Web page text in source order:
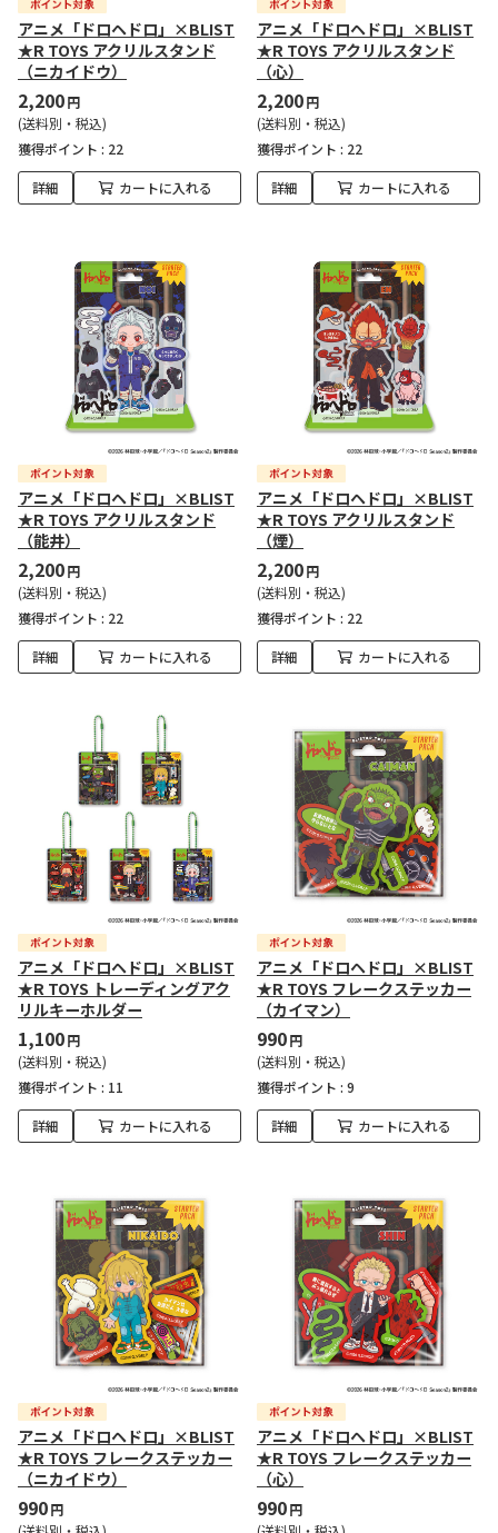
アニメ「ドロヘドロ」×BLIST
★R TOYS アクリルスタンド
（ニカイドウ）
2,200円
(送料別・税込)
獲得ポイント : 22
詳細 カートに入れる
アニメ「ドロヘドロ」×BLIST
★R TOYS アクリルスタンド
（心）
2,200円
(送料別・税込)
獲得ポイント : 22
詳細 カートに入れる
アニメ「ドロヘドロ」×BLIST
★R TOYS アクリルスタンド
（能井）
2,200円
(送料別・税込)
獲得ポイント : 22
詳細 カートに入れる
アニメ「ドロヘドロ」×BLIST
★R TOYS アクリルスタンド
（煙）
2,200円
(送料別・税込)
獲得ポイント : 22
詳細 カートに入れる
アニメ「ドロヘドロ」×BLIST
★R TOYS トレーディングアク
リルキーホルダー
1,100円
(送料別・税込)
獲得ポイント : 11
詳細 カートに入れる
アニメ「ドロヘドロ」×BLIST
★R TOYS フレークステッカー
（カイマン）
990円
(送料別・税込)
獲得ポイント : 9
詳細 カートに入れる
アニメ「ドロヘドロ」×BLIST
★R TOYS フレークステッカー
（ニカイドウ）
990円
アニメ「ドロヘドロ」×BLIST
★R TOYS フレークステッカー
（心）
990円